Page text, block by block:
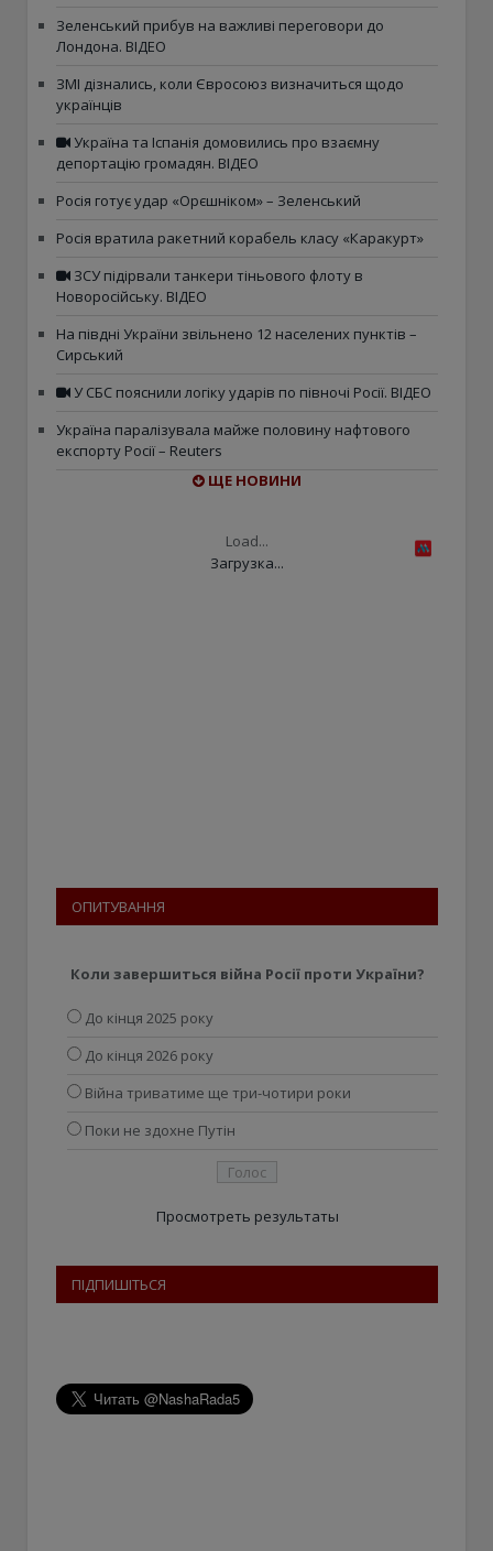
Зеленський прибув на важливі переговори до
Лондона. ВІДЕО
ЗМІ дізнались, коли Євросоюз визначиться щодо
українців
Україна та Іспанія домовились про взаємну
депортацію громадян. ВІДЕО
Росія готує удар «Орєшніком» – Зеленський
Росія вратила ракетний корабель класу «Каракурт»
ЗСУ підірвали танкери тіньового флоту в
Новоросійську. ВІДЕО
На півдні України звільнено 12 населених пунктів –
Сирський
У СБС пояснили логіку ударів по півночі Росії. ВІДЕО
Україна паралізувала майже половину нафтового
експорту Росії – Reuters
ЩЕ НОВИНИ
Load...
Загрузка...
ОПИТУВАННЯ
Коли завершиться війна Росії проти України?
До кінця 2025 року
До кінця 2026 року
Війна триватиме ще три-чотири роки
Поки не здохне Путін
Просмотреть результаты
ПІДПИШІТЬСЯ